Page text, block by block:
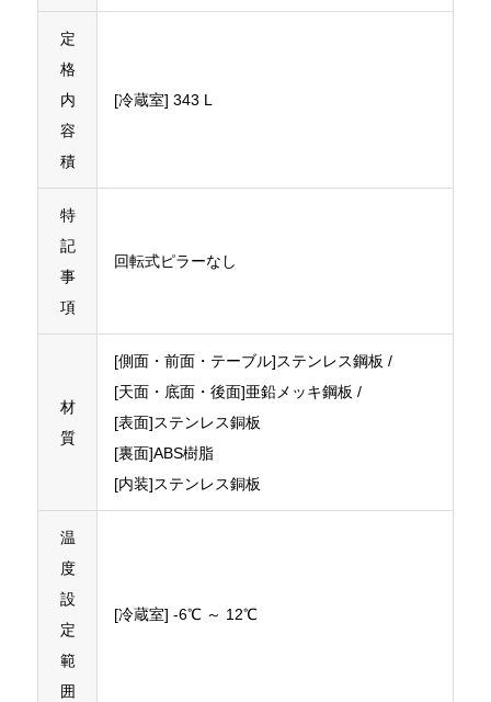
定
格
内
容
積
[冷蔵室] 343 L
特
記
事
項
回転式ピラーなし
材
質
[側面・前面・テーブル]ステンレス鋼板 /
[天面・底面・後面]亜鉛メッキ鋼板 /
[表面]ステンレス銅板
[裏面]ABS樹脂
[内装]ステンレス銅板
温
度
設
定
範
囲
[冷蔵室] -6℃ ～ 12℃